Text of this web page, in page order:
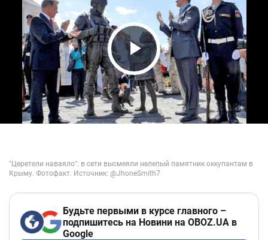
Play Video
Будьте первыми в курсе главного –
подпишитесь на Новини на OBOZ.UA в
Google